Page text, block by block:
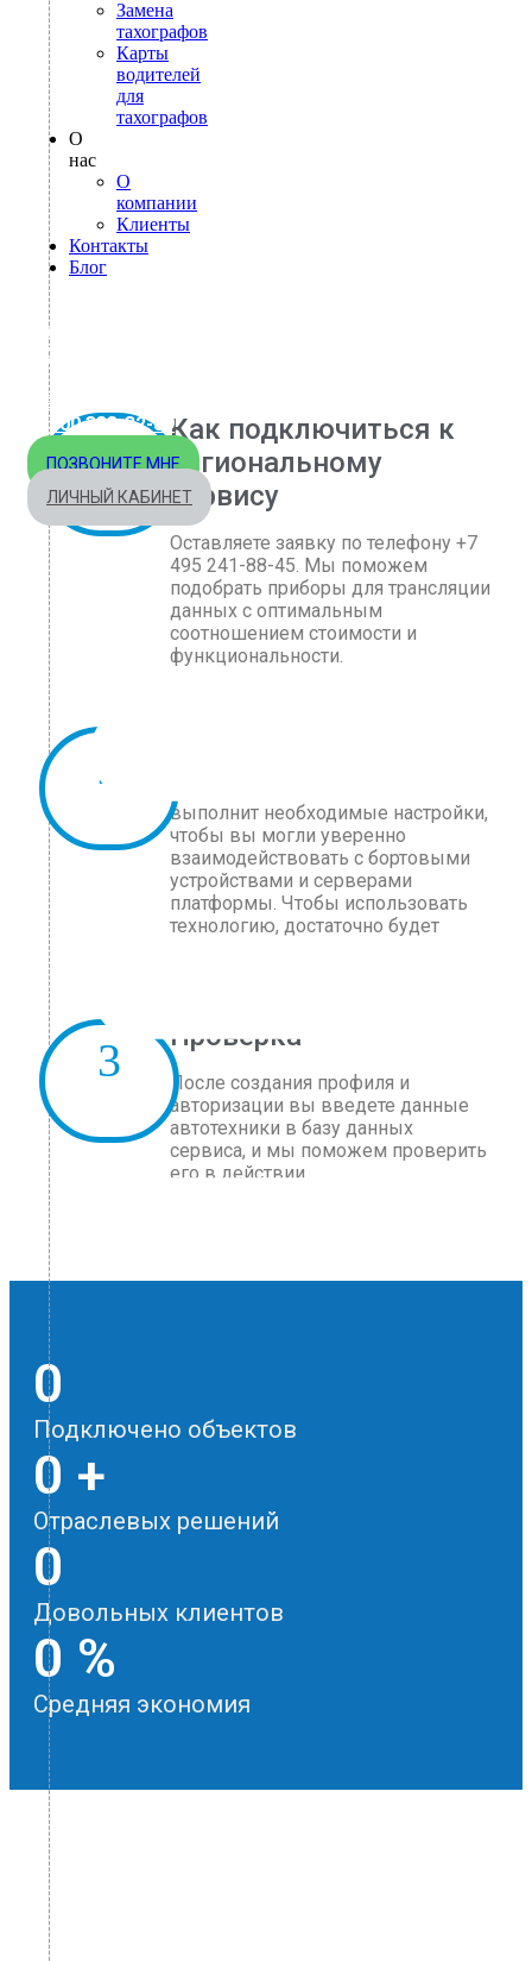
Замена
тахографов
Карты
водителей
для
тахографов
О
нас
О
компании
Клиенты
Контакты
Блог
МОСКВА
+7 495 540-40-84
БЕСПЛАТНО ПО РОССИИ
8 800 333-32-89
ПОЗВОНИТЕ МНЕ
ЛИЧНЫЙ КАБИНЕТ
Как подключиться к
региональному
сервису
Оставляете заявку по телефону +7
495 241-88-45. Мы поможем
подобрать приборы для трансляции
данных с оптимальным
соотношением стоимости и
функциональности.
выполнит необходимые настройки,
чтобы вы могли уверенно
взаимодействовать с бортовыми
устройствами и серверами
платформы. Чтобы использовать
технологию, достаточно будет
Проверка
После создания профиля и
авторизации вы введете данные
автотехники в базу данных
сервиса, и мы поможем проверить
его в действии.
0
Подключено объектов
0 +
Отраслевых решений
0
Довольных клиентов
0 %
Средняя экономия